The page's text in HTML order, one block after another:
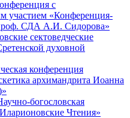
с
участием «Конференция-
СДА А.И. Сидорова»
сектоведческие
духовной
конференция
архимандрита Иоанна
богословская
Чтения»